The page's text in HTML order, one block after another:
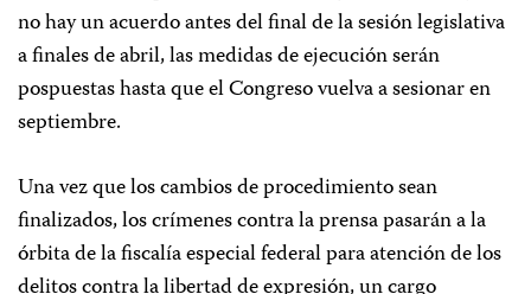
no hay un acuerdo antes del final de la sesión legislativa
a finales de abril, las medidas de ejecución serán
pospuestas hasta que el Congreso vuelva a sesionar en
septiembre.
Una vez que los cambios de procedimiento sean
finalizados, los crímenes contra la prensa pasarán a la
órbita de la fiscalía especial federal para atención de los